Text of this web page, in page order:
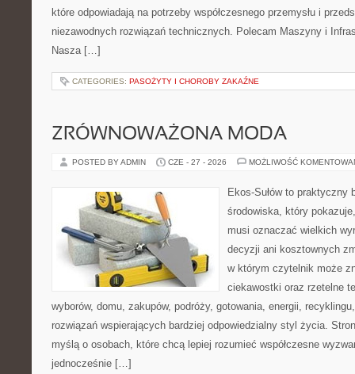
które odpowiadają na potrzeby współczesnego przemysłu i
niezawodnych rozwiązań technicznych. Polecam Maszyny i
Nasza […]
CATEGORIES: PASOŻYTY I CHOROBY ZAKAŹNE
ZRÓWNOWAŻONA MODA
POSTED BY ADMIN CZE - 27 - 2026 MOŻLIWOŚĆ
Ekos-Sułów to praktyczny
środowiska, który
musi oznaczać wielkich
decyzji ani kosztownych
w którym czytelnik może
ciekawostki oraz rzetelne
wyborów, domu, zakupów, podróży, gotowania, energii,
rozwiązań wspierających bardziej odpowiedzialny styl życia.
myślą o osobach, które chcą lepiej rozumieć współczesne
jednocześnie […]